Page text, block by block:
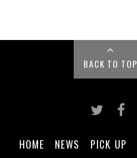
BACK TO TOP
HOME NEWS PICK UP